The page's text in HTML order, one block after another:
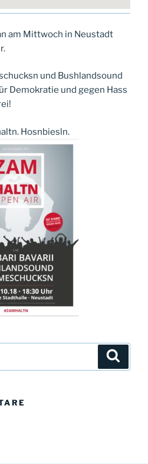
am Mittwoch in Neustadt
und Bushlandsound
Demokratie und gegen Hass
Hosnbiesln.